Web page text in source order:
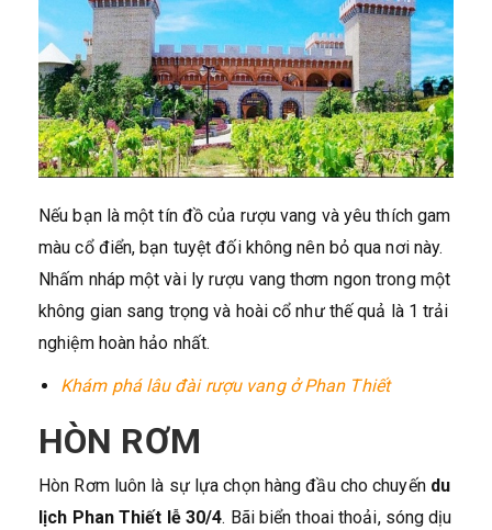
Nếu bạn là một tín đồ của rượu vang và yêu thích gam
màu cổ điển, bạn tuyệt đối không nên bỏ qua nơi này.
Nhấm nháp một vài ly rượu vang thơm ngon trong một
không gian sang trọng và hoài cổ như thế quả là 1 trải
nghiệm hoàn hảo nhất.
Khám phá lâu đài rượu vang ở Phan Thiết
HÒN RƠM
Hòn Rơm luôn là sự lựa chọn hàng đầu cho chuyến du
lịch Phan Thiết lễ 30/4. Bãi biển thoai thoải, sóng dịu